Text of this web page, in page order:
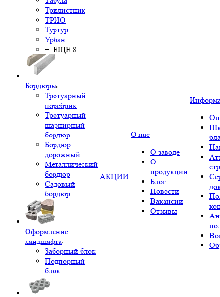
Трилистник
ТРИО
Туртур
Урбан
+ ЕЩЕ 8
Бордюры
Тротуарный
поребрик
Тротуарный
шарнирный
бордюр
Бордюр
дорожный
Металлический
бордюр
Садовый
бордюр
Оформление
ландшафта
Заборный блок
Подпорный
блок
АКЦИИ
О нас
О заводе
О
продукции
Блог
Новости
Вакансии
Отзывы